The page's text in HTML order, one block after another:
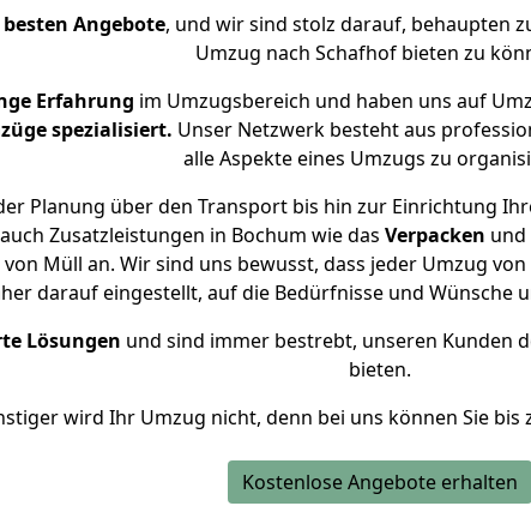
Angebote, und wir sind stolz darauf, behaupten
Umzug nach Schafhof bieten zu
Erfahrung im Umzugsbereich und haben uns auf
spezialisiert. Unser Netzwerk besteht aus
alle Aspekte eines Umzugs zu
Planung über den Transport bis hin zur Einrichtung
Zusatzleistungen in Bochum wie das Verpacken und
Müll an. Wir sind uns bewusst, dass jeder Umzug
darauf eingestellt, auf die Bedürfnisse und Wünsche
Lösungen und sind immer bestrebt, unseren Kunden
bieten.
wird Ihr Umzug nicht, denn bei uns können Sie bis
Kostenlose Angebote erhalten